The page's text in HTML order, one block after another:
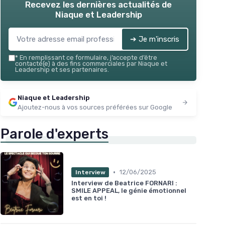
Voir l'offre
Recevez les dernières actualités de
Niaque et Leadership
➔ Je m'inscris
* En remplissant ce formulaire, j’accepte d’être
contacté(e) à des fins commerciales par Niaque et
Leadership et ses partenaires.
Niaque et Leadership
Ajoutez-nous à vos sources préférées sur Google
Parole d'experts
Interview • 12/06/2025
Interview de Beatrice FORNARI :
SMILE APPEAL, le génie émotionnel
est en toi !